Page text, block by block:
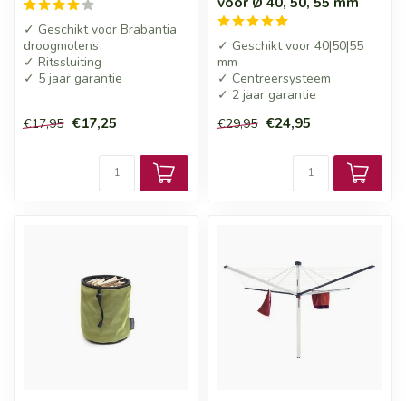
✓ Geschikt voor Brabantia
droogmolens
✓ Ritssluiting
✓ 5 jaar garantie
€17,95 €17,25
✓ Geschikt voor 40|50|55
mm
✓ Centreersysteem
✓ 2 jaar garantie
€29,95 €24,95